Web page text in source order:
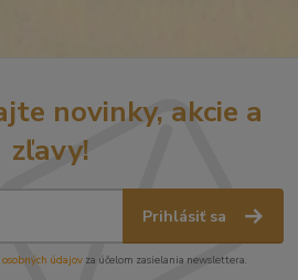
novinky, akcie a
zľavy!
Prihlásiť sa
údajov za účelom zasielania newslettera.